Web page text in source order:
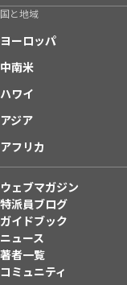
国と地域
ヨーロッパ
中南米
ハワイ
アジア
アフリカ
ウェブマガジン
特派員ブログ
ガイドブック
ニュース
著者一覧
コミュニティ